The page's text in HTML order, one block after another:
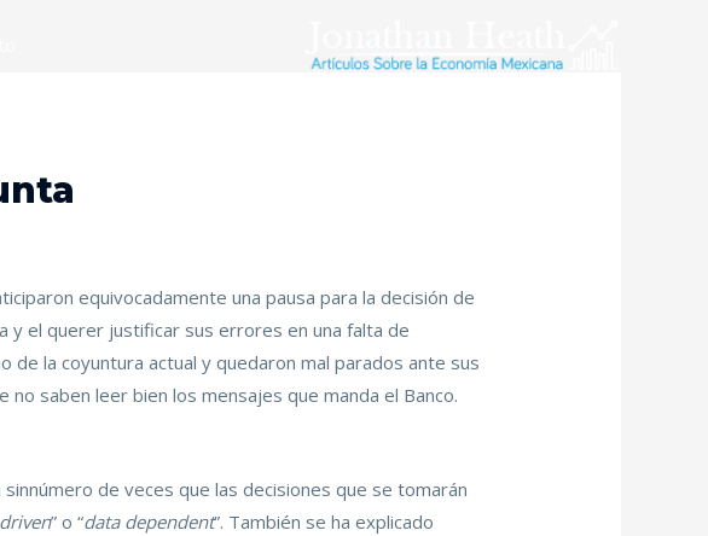
equivocadamente una pausa para la decisión de
y el querer justificar sus errores en una falta de
de la coyuntura actual y quedaron mal parados ante sus
saben leer bien los mensajes que manda el Banco.
sinnúmero de veces que las decisiones que se tomarán
” o “data dependent”. También se ha explicado